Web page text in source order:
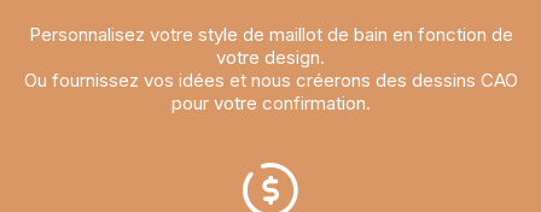
Personnalisez votre style de maillot de bain en fonction de
votre design.
Ou fournissez vos idées et nous créerons des dessins CAO
pour votre confirmation.